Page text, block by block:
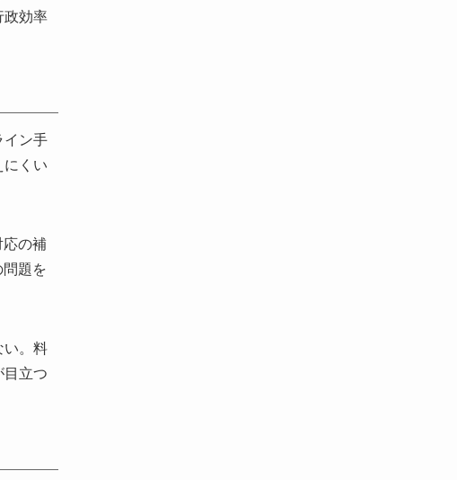
政効率
イン手
にくい
応の補
題を
い。料
目立つ